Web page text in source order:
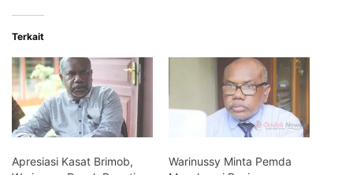
Terkait
Apresiasi Kasat Brimob,
Warinussy Minta Pemda